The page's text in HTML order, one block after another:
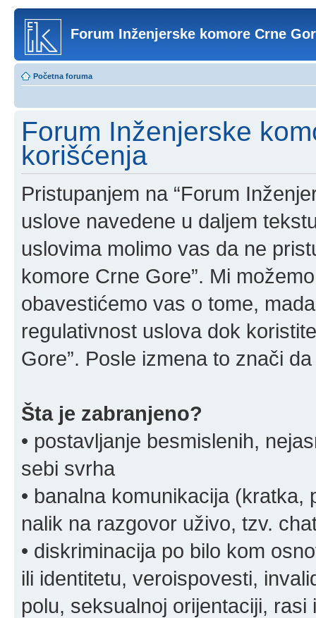
Forum Inženjerske komore Crne
Početna foruma
Forum Inženjerske
korišćenja
Pristupanjem na “Forum
uslove navedene u daljem
uslovima molimo vas da ne
komore Crne Gore”. Mi
obavestićemo vas o tome,
regulativnost uslova dok
Gore”. Posle izmena to znači
Šta je zabranjeno?
• postavljanje besmislenih,
sebi svrha
• banalna komunikacija
nalik na razgovor uživo, tzv.
• diskriminacija po bilo kom
ili identitetu, veroispovesti,
polu, seksualnoj orijentaciji,